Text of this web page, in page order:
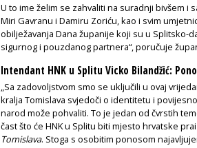
U to ime želim se zahvaliti na suradnji bivšem
Miri Gavranu i Damiru Zoriću, kao i svim
obilježavanja Dana županije koji su u Splitsko-
sigurnog i pouzdanog partnera“, poručuje
Intendant HNK u Splitu Vicko Bilandžić:
„Sa zadovoljstvom smo se uključili u ovaj
kralja Tomislava svjedoči o identitetu i
narod može pohvaliti. To je jedan od čvrstih
čast što će HNK u Splitu biti mjesto hrvatske
Tomislava. Stoga s osobitim ponosom